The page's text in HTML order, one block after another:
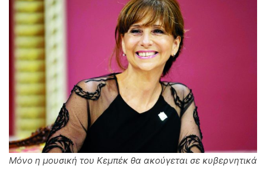
Μόνο η μουσική του Κεμπέκ θα ακούγεται σε κυβερνητικά